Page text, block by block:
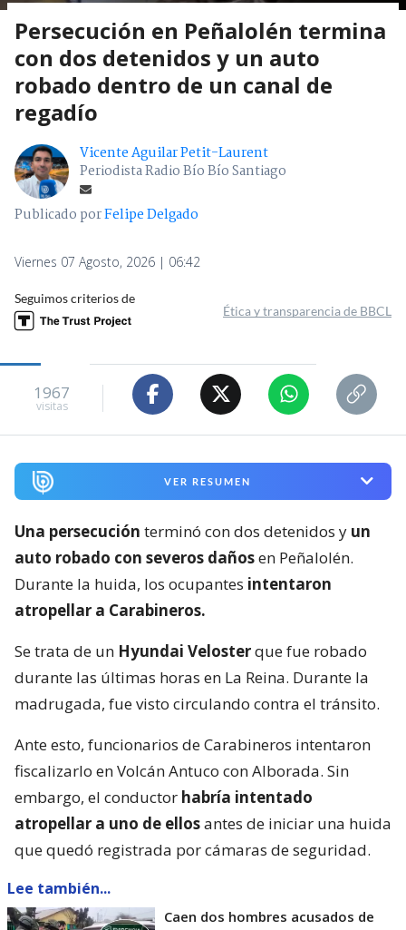
Persecución en Peñalolén termina
con dos detenidos y un auto
robado dentro de un canal de
regadío
Vicente Aguilar Petit-Laurent
Periodista Radio Bío Bío Santiago
Publicado porFelipe Delgado
Viernes 07 Agosto, 2026 | 06:42
Seguimos criterios de
Ética y transparencia de BBCL
1967
visitas
VER RESUMEN
Una persecución terminó con dos detenidos y un
auto robado con severos dañosen Peñalolén.
Durante la huida, los ocupantes intentaron
atropellar a Carabineros.
Se trata de un Hyundai Velosterque fue robado
durante las últimas horas en La Reina. Durante la
madrugada, fue visto circulando contra el tránsito.
Ante esto, funcionarios de Carabineros intentaron
fiscalizarlo en Volcán Antuco con Alborada. Sin
embargo, el conductor habría intentado
atropellar a uno de ellosantes de iniciar una huida
que quedó registrada por cámaras de seguridad.
Lee también...
Caen dos hombres acusados de